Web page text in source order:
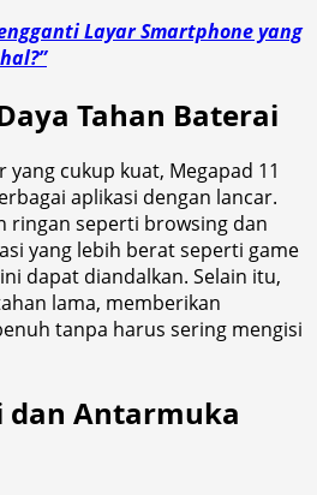
Layar Smartphone yang
Tahan Baterai
cukup kuat, Megapad 11
aplikasi dengan lancar.
ringan seperti browsing dan
yang lebih berat seperti game
dapat diandalkan. Selain itu,
lama, memberikan
tanpa harus sering mengisi
dan Antarmuka